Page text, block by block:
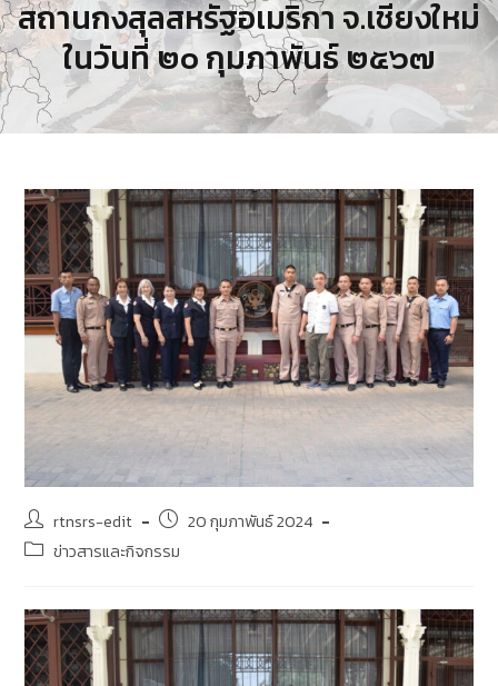
สถานกงสุลสหรัฐอเมริกา จ.เชียงใหม่
ในวันที่ ๒๐ กุมภาพันธ์ ๒๕๖๗
rtnsrs-edit
20 กุมภาพันธ์ 2024
ข่าวสารและกิจกรรม